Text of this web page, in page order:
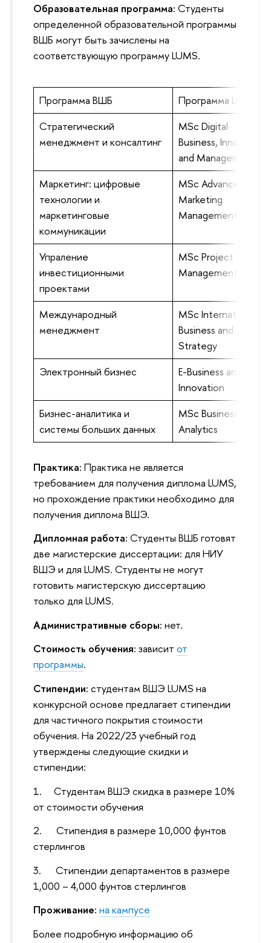
Образовательная программа: Студенты
определенной образовательной программы
ВШБ могут быть зачислены на
соответствующую программу LUMS.
Программа ВШБ
Программа LUMS
Стратегический
менеджмент и консалтинг
MSc Digital
Business, Innovation
and Management
Маркетинг: цифровые
технологии и
маркетинговые
коммуникации
MSc Advanced
Marketing
Management
Упраление
инвестиционными
проектами
MSc Project
Management
Международный
менеджмент
MSc International
Business and
Strategy
Электронный бизнес
E-Business and
Innovation
Бизнес-аналитика и
системы больших данных
MSc Business
Analytics
Практика: Практика не является
требованием для получения диплома LUMS,
но прохождение практики необходимо для
получения диплома ВШЭ.
Дипломная работа: Студенты ВШБ готовят
две магистерские диссертации: для НИУ
ВШЭ и для LUMS. Студенты не могут
готовить магистерскую диссертацию
только для LUMS.
Административные сборы: нет.
Стоимость обучения: зависит от
программы.
Стипендии: студентам ВШЭ LUMS на
конкурсной основе предлагает стипендии
для частичного покрытия стоимости
обучения. На 2022/23 учебный год
утверждены следующие скидки и
стипендии:
1. Студентам ВШЭ скидка в размере 10%
от стоимости обучения
2. Стипендия в размере 10,000 фунтов
стерлингов
3. Стипендии департаментов в размере
1,000 – 4,000 фунтов стерлингов
Проживание: на кампусе
Более подробную информацию об